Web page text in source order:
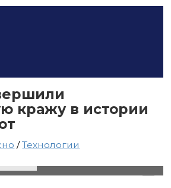
кражу в истории
/Технологии